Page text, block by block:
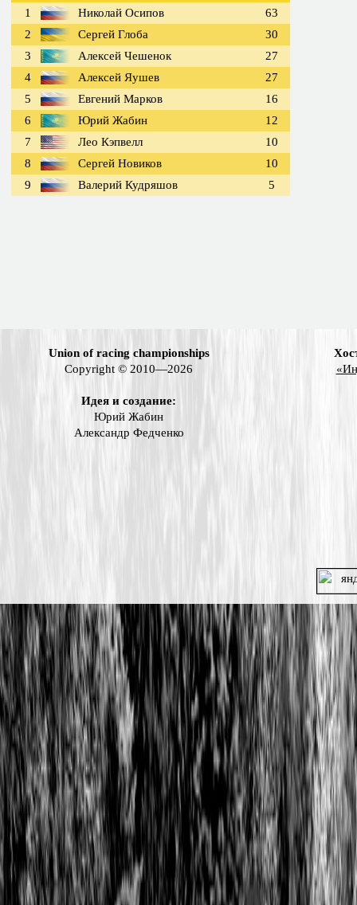
1 Николай Осипов
63
2
Сергей Глоба
30
3
Алексей Чешенок
27
4
Алексей Яушев
27
5
Евгений Марков
16
6
Юрий Жабин
12
7
Лео Кэпвелл
10
8
Сергей Новиков
10
9
Валерий Кудряшов 5
Union of racing championships
Copyright © 2010—2026
Идея и создание:
Юрий Жабин
Александр Федченко